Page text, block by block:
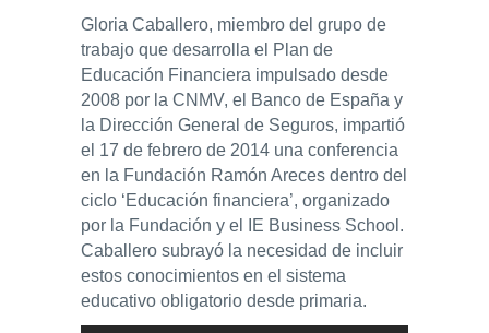
IEF
NOSOTROS
Gloria Caballero, miembro del grupo de
trabajo que desarrolla el Plan de
Educación Financiera impulsado desde
2008 por la CNMV, el Banco de España y
la Dirección General de Seguros, impartió
el 17 de febrero de 2014 una conferencia
en la Fundación Ramón Areces dentro del
ciclo ‘Educación financiera’, organizado
por la Fundación y el IE Business School.
Caballero subrayó la necesidad de incluir
estos conocimientos en el sistema
educativo obligatorio desde primaria.